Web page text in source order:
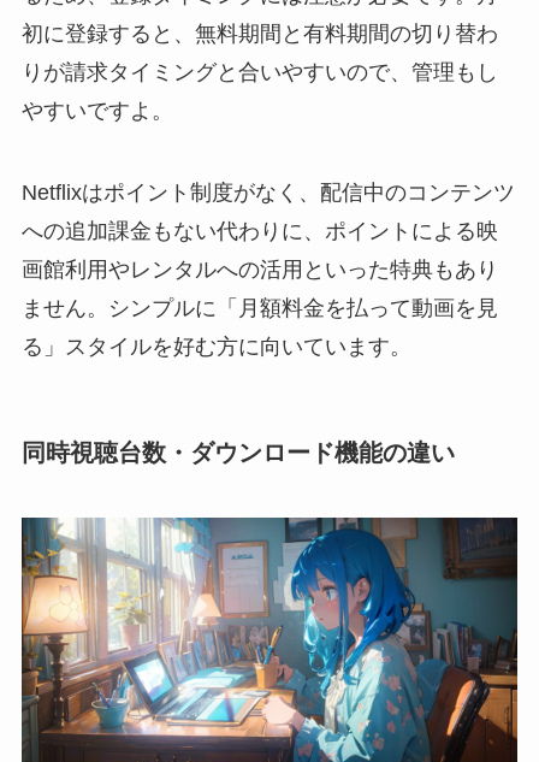
初に登録すると、無料期間と有料期間の切り替わ
りが請求タイミングと合いやすいので、管理もし
やすいですよ。
Netflixはポイント制度がなく、配信中のコンテンツ
への追加課金もない代わりに、ポイントによる映
画館利用やレンタルへの活用といった特典もあり
ません。シンプルに「月額料金を払って動画を見
る」スタイルを好む方に向いています。
同時視聴台数・ダウンロード機能の違い